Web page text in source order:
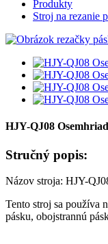
Produkty
Stroj na rezanie
HJY-QJ08
Stručný popis:
Názov stroja: HJY-
Tento stroj sa používa
pásku, obojstrannú